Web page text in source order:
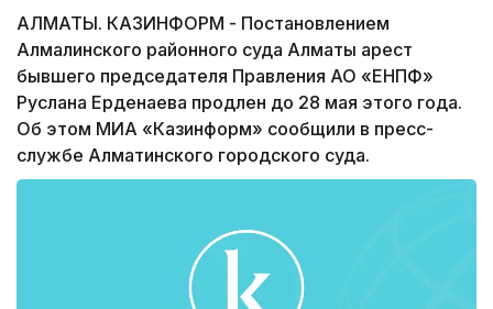
АЛМАТЫ. КАЗИНФОРМ - Постановлением
Алмалинского районного суда Алматы арест
бывшего председателя Правления АО «ЕНПФ»
Руслана Ерденаева продлен до 28 мая этого года.
Об этом МИА «Казинформ» сообщили в пресс-
службе Алматинского городского суда.